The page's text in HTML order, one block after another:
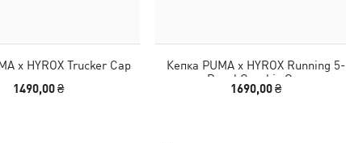
x HYROX Trucker Cap
1490,00 ₴
Кепка PUMA x HYROX Running 5-
Panel Graphic Cap
1690,00 ₴